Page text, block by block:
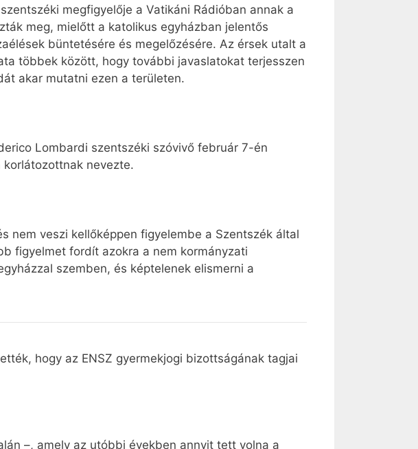
megfigyelője a Vatikáni Rádióban annak a
meg, mielőtt a katolikus egyházban jelentős
büntetésére és megelőzésére. Az érsek utalt a
többek között, hogy további javaslatokat terjesszen
akar mutatni ezen a területen.
Lombardi szentszéki szóvivő február 7-én
nevezte.
nem veszi kellőképpen figyelembe a Szentszék által
figyelmet fordít azokra a nem kormányzati
szemben, és képtelenek elismerni a
hogy az ENSZ gyermekjogi bizottságának tagjai
–, amely az utóbbi években annyit tett volna a